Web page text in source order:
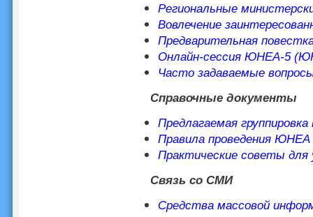
Региональные
Вовлечение
Предварительная
Онлайн-сессия ЮНЕА-5
Часто задаваемые
Справочные документы
Предлагаемая
Правила проведения ЮНЕА
Практические советы для
Связь со СМИ
Средства массовой